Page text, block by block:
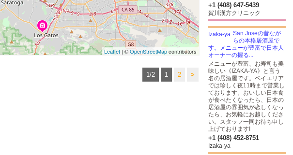
Leaflet | ©OpenStreetMapcontributors
1/2 1 2 >
+1 (408) 647-5439
賀川漢方クリニック
San Joseの昔なが
らの本格居酒屋で
す。メニューが豊富で日本人
オーナーの握る...
メニューが豊富、お寿司も美
味しい《IZAKA-YA》と言う
名の居酒屋です。ベイエリア
では珍しく夜11時まで営業し
ております。おいしい日本食
が食べたくなったら、日本の
居酒屋の雰囲気が恋しくなっ
たら、お気軽にお越しくださ
い。スタッフ一同お待ち申し
上げております!
+1 (408) 452-8751
Izaka-ya